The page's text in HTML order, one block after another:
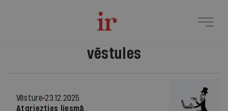
vēstules
Vēsture 23.12.2025.
Atgriezties liesmā